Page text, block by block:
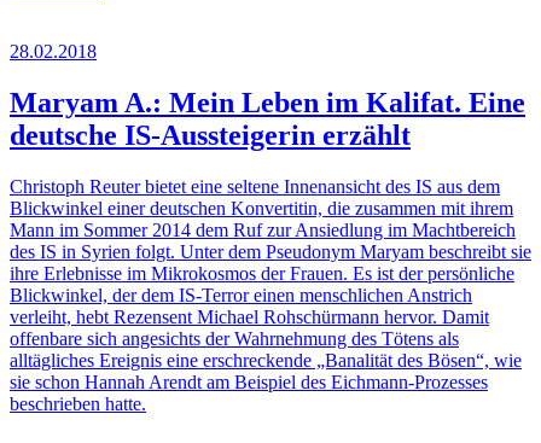
28.02.2018
Maryam A.: Mein Leben im Kalifat. Eine
deutsche IS-Aussteigerin erzählt
Christoph Reuter bietet eine seltene Innenansicht des IS aus dem
Blickwinkel einer deutschen Konvertitin, die zusammen mit ihrem
Mann im Sommer 2014 dem Ruf zur Ansiedlung im Machtbereich
des IS in Syrien folgt. Unter dem Pseudonym Maryam beschreibt sie
ihre Erlebnisse im Mikrokosmos der Frauen. Es ist der persönliche
Blickwinkel, der dem IS-Terror einen menschlichen Anstrich
verleiht, hebt Rezensent Michael Rohschürmann hervor. Damit
offenbare sich angesichts der Wahrnehmung des Tötens als
alltägliches Ereignis eine erschreckende „Banalität des Bösen“, wie
sie schon Hannah Arendt am Beispiel des Eichmann-Prozesses
beschrieben hatte.